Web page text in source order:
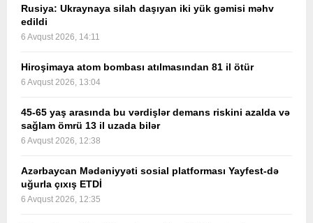
Rusiya: Ukraynaya silah daşıyan iki yük gəmisi məhv
edildi
6 Avqust 2026, 14:11
Hiroşimaya atom bombası atılmasından 81 il ötür
6 Avqust 2026, 13:04
45-65 yaş arasında bu vərdişlər demans riskini azalda və
sağlam ömrü 13 il uzada bilər
6 Avqust 2026, 12:38
Azərbaycan Mədəniyyəti sosial platforması Yayfest-də
uğurla çıxış ETDİ
6 Avqust 2026, 12:35